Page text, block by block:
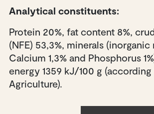
Analytical constituents:
Protein 20%, fat content 8%,
(NFE) 53,3%, minerals
Calcium 1,3% and Phosphorus
energy 1359 kJ/100 g
Agriculture).